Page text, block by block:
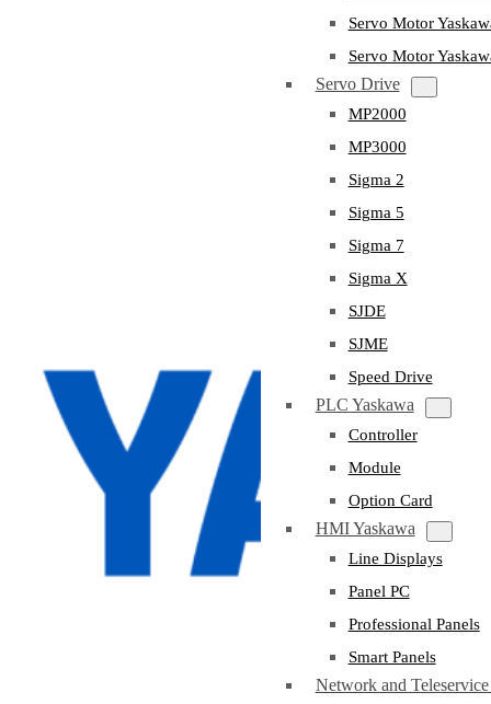
Servo Motor
Servo Motor
Servo Drive
MP2000
MP3000
Sigma 2
Sigma 5
Sigma 7
Sigma X
SJDE
SJME
Speed Drive
PLC Yaskawa
Controller
Module
Option Card
HMI Yaskawa
Line Displays
Panel PC
Professional Panels
Smart Panels
Network and